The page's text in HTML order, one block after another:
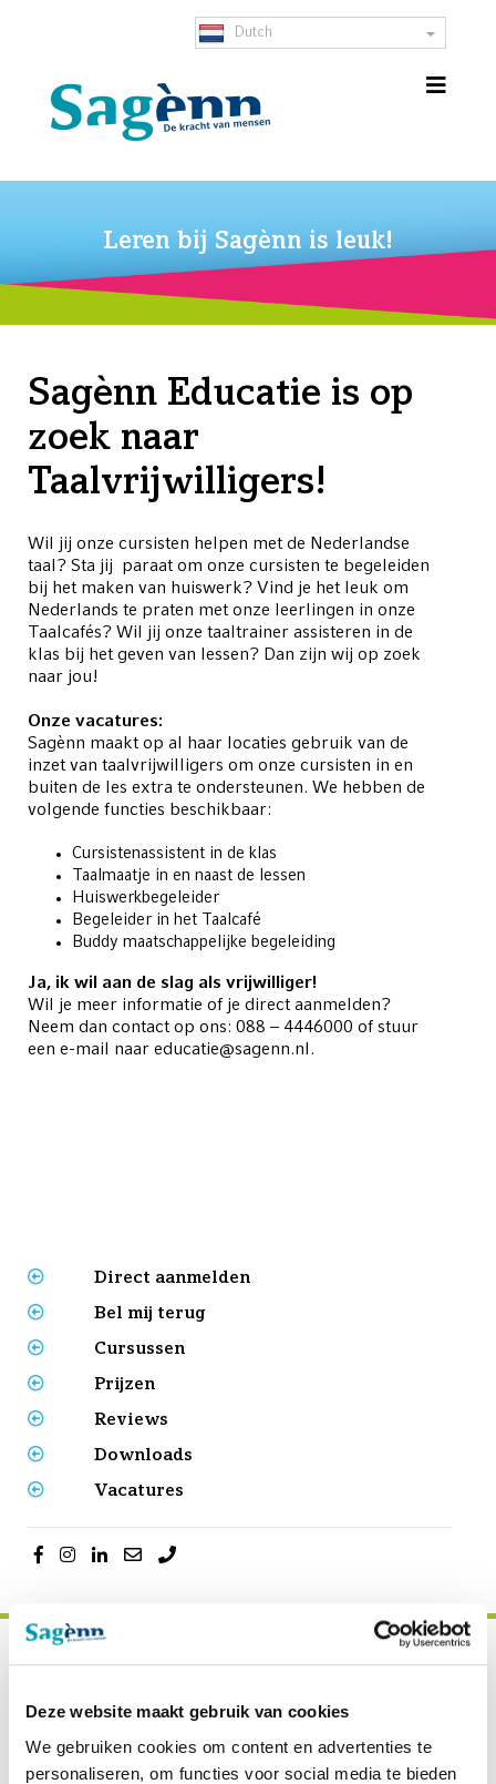
Deze website maakt gebruik van cookies
We gebruiken cookies om content en advertenties te
personaliseren, om functies voor social media te bieden
Dutch
Leren bij Sagènn is leuk!
Sagènn Educatie is op
zoek naar
Taalvrijwilligers!
Wil jij onze cursisten helpen met de Nederlandse
taal? Sta jij paraat om onze cursisten te begeleiden
bij het maken van huiswerk? Vind je het leuk om
Nederlands te praten met onze leerlingen in onze
Taalcafés? Wil jij onze taaltrainer assisteren in de
klas bij het geven van lessen? Dan zijn wij op zoek
naar jou!
Onze vacatures:
Sagènn maakt op al haar locaties gebruik van de
inzet van taalvrijwilligers om onze cursisten in en
buiten de les extra te ondersteunen. We hebben de
volgende functies beschikbaar:
Cursistenassistent in de klas
Taalmaatje in en naast de lessen
Huiswerkbegeleider
Begeleider in het Taalcafé
Buddy maatschappelijke begeleiding
Ja, ik wil aan de slag als vrijwilliger!
Wil je meer informatie of je direct aanmelden?
Neem dan contact op ons: 088 – 4446000 of stuur
een e-mail naar educatie@sagenn.nl.
Direct aanmelden
Bel mij terug
Cursussen
Prijzen
Reviews
Downloads
Vacatures
Sagènn Educatie